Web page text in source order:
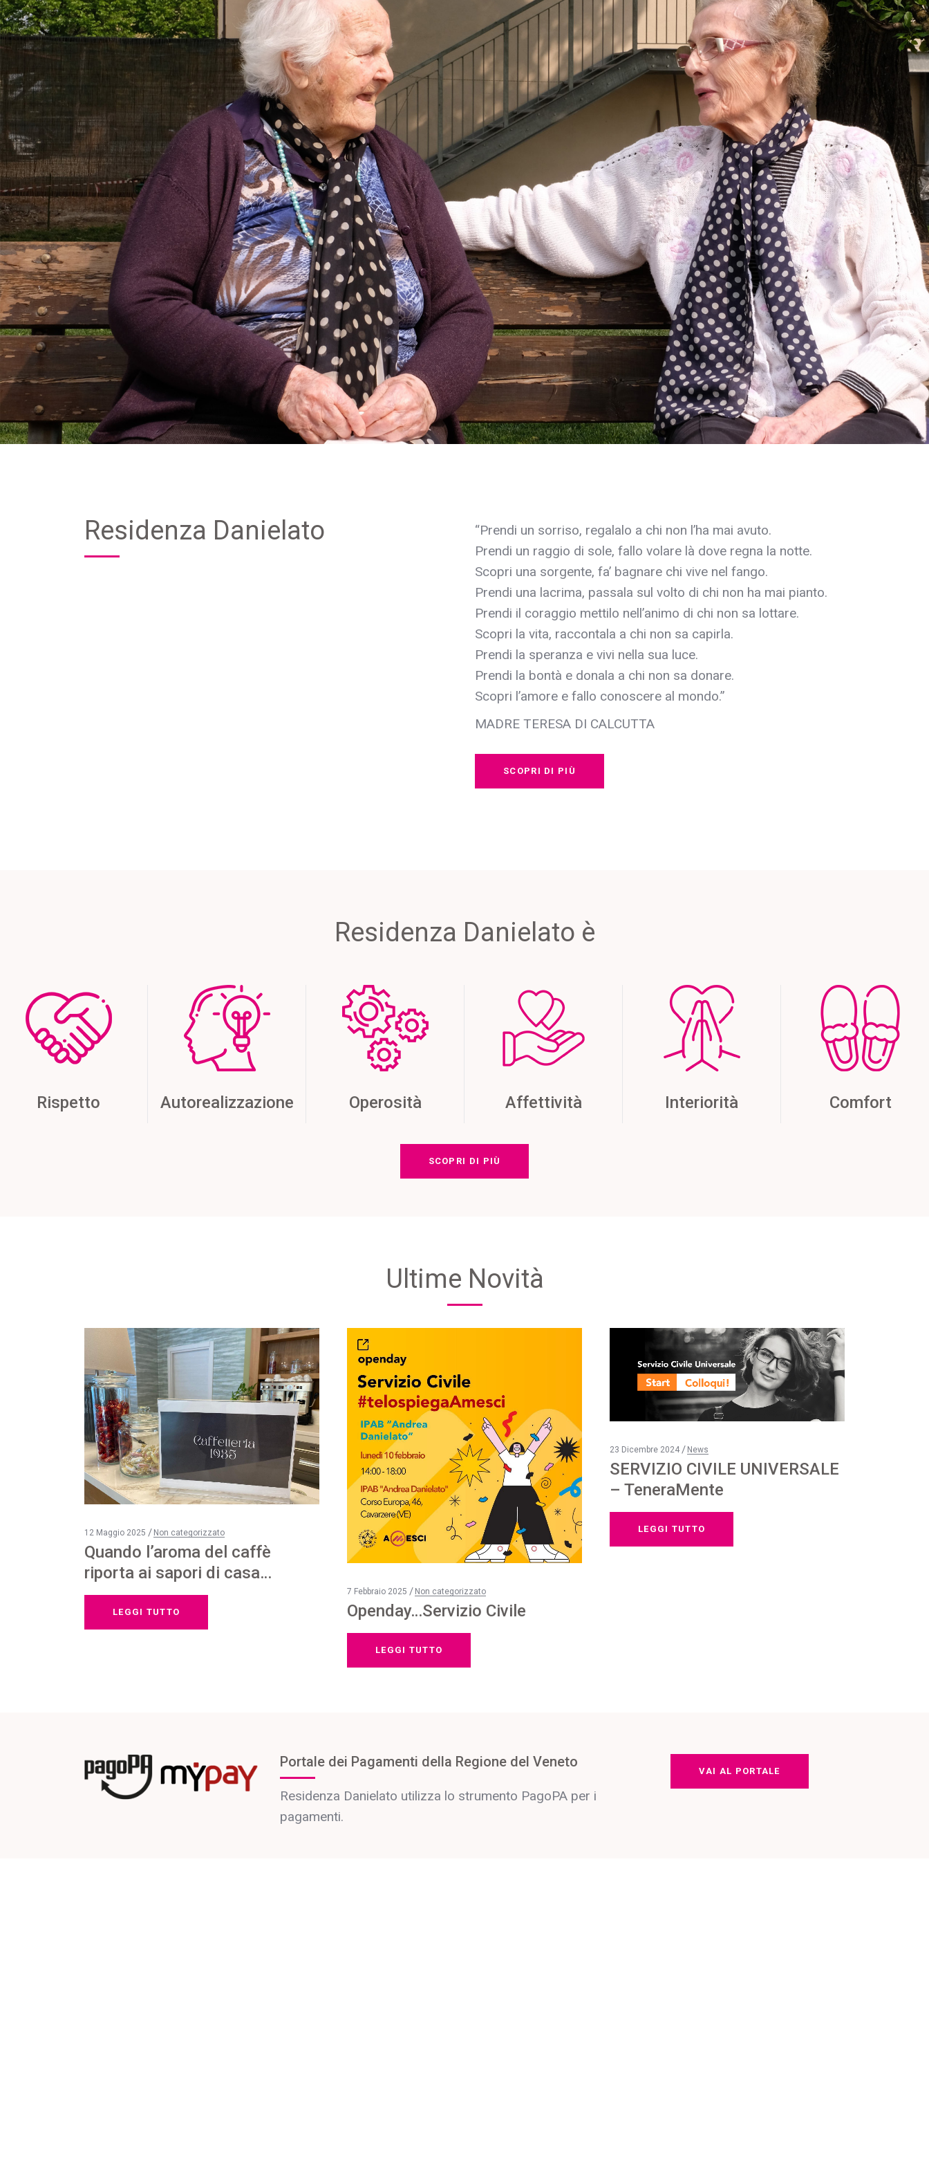
Residenza Danielato
“Prendi un sorriso, regalalo a chi non l’ha mai avuto.
Prendi un raggio di sole, fallo volare là dove regna la notte.
Scopri una sorgente, fa’ bagnare chi vive nel fango.
Prendi una lacrima, passala sul volto di chi non ha mai pianto.
Prendi il coraggio mettilo nell’animo di chi non sa lottare.
Scopri la vita, raccontala a chi non sa capirla.
Prendi la speranza e vivi nella sua luce.
Prendi la bontà e donala a chi non sa donare.
Scopri l’amore e fallo conoscere al mondo.”
MADRE TERESA DI CALCUTTA
SCOPRI DI PIÙ
Residenza Danielato è
Rispetto Autorealizzazione Operosità Affettività Interiorità Comfort
SCOPRI DI PIÙ
Ultime Novità
12 Maggio 2025 Non categorizzato
Quando l’aroma del caffè
riporta ai sapori di casa…
LEGGI TUTTO
7 Febbraio 2025 Non categorizzato
Openday…Servizio Civile
LEGGI TUTTO
23 Dicembre 2024 News
SERVIZIO CIVILE UNIVERSALE
– TeneraMente
LEGGI TUTTO
Portale dei Pagamenti della Regione del Veneto
Residenza Danielato utilizza lo strumento PagoPA per i
pagamenti.
VAI AL PORTALE